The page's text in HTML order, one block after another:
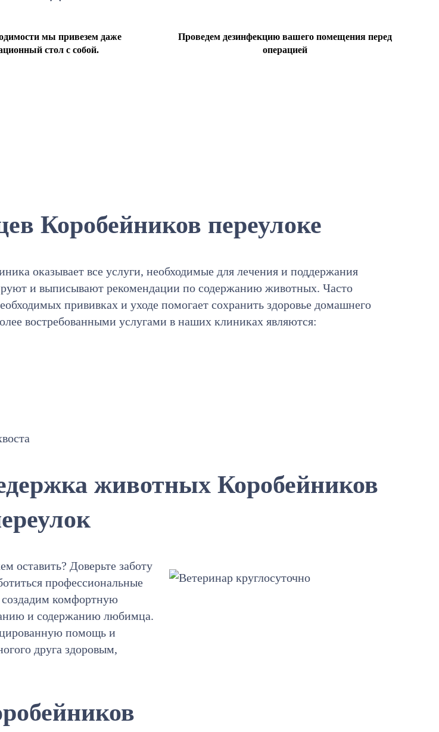
мы привезем даже
стол с собой.
Проведем дезинфекцию вашего помещения перед
операцией
Коробейников переулоке
оказывает все услуги, необходимые для лечения и поддержания
и выписывают рекомендации по содержанию животных. Часто
прививках и уходе помогает сохранить здоровье домашнего
востребованными услугами в наших клиниках являются:
животных Коробейников
оставить? Доверьте заботу
профессиональные
комфортную
и содержанию любимца.
помощь и
друга здоровым,